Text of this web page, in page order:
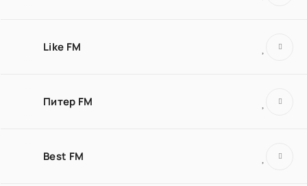
Like FM
Питер FM
Best FM